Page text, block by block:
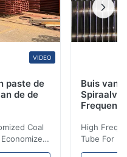
VIDEO
paste de
de de
Coal
is
Buis van
High
Tube For